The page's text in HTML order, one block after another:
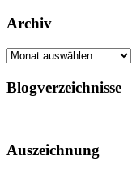
Archiv
Archiv
Blogverzeichnisse
Auszeichnung